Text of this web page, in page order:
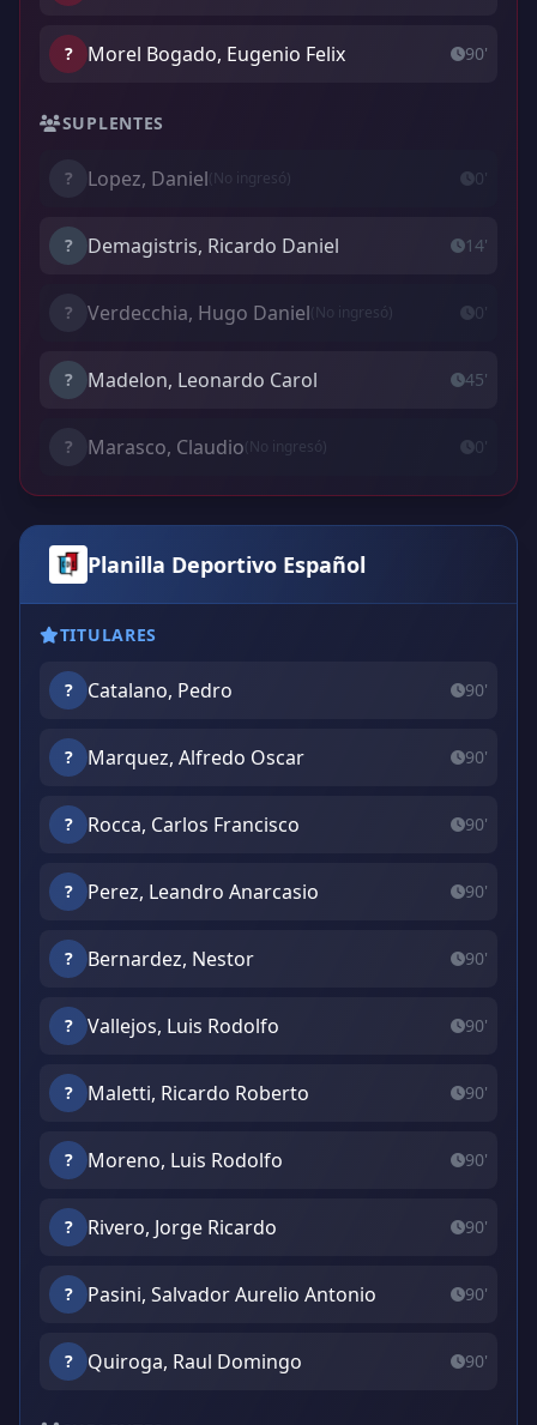
? Morel Bogado, Eugenio Felix 90'
SUPLENTES
? Lopez, Daniel(No ingresó) 0'
? Demagistris, Ricardo Daniel 14'
? Verdecchia, Hugo Daniel(No ingresó) 0'
? Madelon, Leonardo Carol 45'
? Marasco, Claudio(No ingresó) 0'
Planilla Deportivo Español
TITULARES
? Catalano, Pedro 90'
? Marquez, Alfredo Oscar 90'
? Rocca, Carlos Francisco 90'
? Perez, Leandro Anarcasio 90'
? Bernardez, Nestor 90'
? Vallejos, Luis Rodolfo 90'
? Maletti, Ricardo Roberto 90'
? Moreno, Luis Rodolfo 90'
? Rivero, Jorge Ricardo 90'
? Pasini, Salvador Aurelio Antonio 90'
? Quiroga, Raul Domingo 90'